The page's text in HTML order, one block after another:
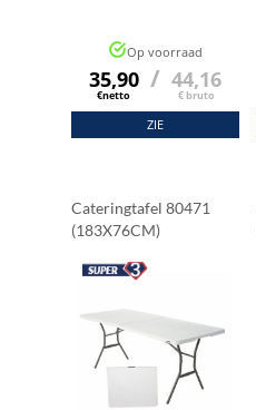
Op voorraad
35,90
€netto
/ 44,16
€ bruto
ZIE
Cateringtafel 80471
(183X76CM)